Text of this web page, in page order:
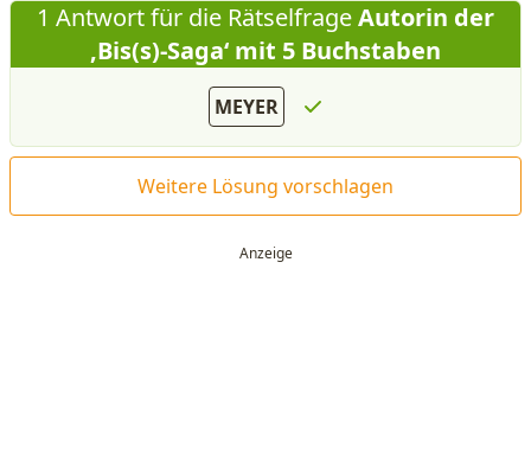
1 Antwort für die RätselfrageAutorin der
‚Bis(s)-Saga‘ mit 5 Buchstaben
MEYER
Weitere Lösung vorschlagen